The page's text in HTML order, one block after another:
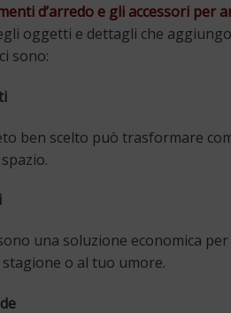
d’arredo e gli accessori per
oggetti e dettagli che
sono:
ben scelto può trasformare
una soluzione economica
stagione o al tuo umore.